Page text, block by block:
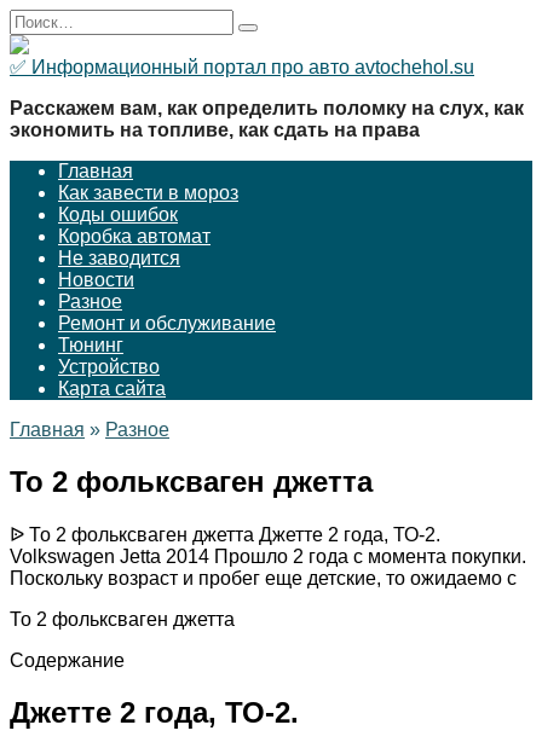
Перейти
к
содержанию
Search
for:
✅ Информационный портал про авто avtochehol.su
Расскажем вам, как определить поломку на слух, как
экономить на топливе, как сдать на права
Главная
Как завести в мороз
Коды ошибок
Коробка автомат
Не заводится
Новости
Разное
Ремонт и обслуживание
Тюнинг
Устройство
Карта сайта
Главная » Разное
То 2 фольксваген джетта
ᐉ То 2 фольксваген джетта Джетте 2 года, ТО-2.
Volkswagen Jetta 2014 Прошло 2 года с момента покупки.
Поскольку возраст и пробег еще детские, то ожидаемо с
То 2 фольксваген джетта
Содержание
Джетте 2 года, ТО-2.